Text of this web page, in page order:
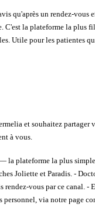
qu'après un rendez-vous
C'est la plateforme la plus
Utile pour les patientes
et souhaitez partager
à vous.
la plateforme la plus
Joliette et Paradis. -
rendez-vous par ce canal. -
via notre page